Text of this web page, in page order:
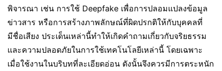
พิจารณา เช่น การใช้ Deepfake เพื่อการปลอมแปลงข้อมูล
ข่าวสาร หรือการสร้างภาพลักษณ์ที่ผิดปรกติให้กับบุคคลที่
มีชื่อเสียง ประเด็นเหล่านี้ทำให้เกิดคำถามเกี่ยวกับจริยธรรม
และความปลอดภัยในการใช้เทคโนโลยีเหล่านี้ โดยเฉพาะ
เมื่อใช้งานในบริบทที่ละเอียดอ่อน ดังนั้นจึงควรมีการตระหนัก